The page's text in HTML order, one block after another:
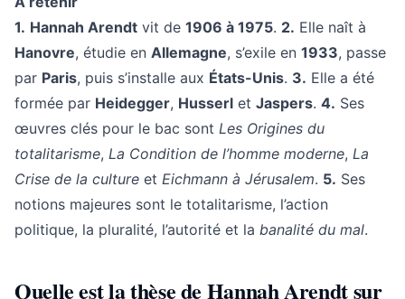
1. Hannah Arendt vit de 1906 à 1975. 2. Elle naît à
Hanovre, étudie en Allemagne, s’exile en 1933, passe
par Paris, puis s’installe aux États-Unis. 3. Elle a été
formée par Heidegger, Husserl et Jaspers. 4. Ses
œuvres clés pour le bac sont Les Origines du
totalitarisme, La Condition de l’homme moderne, La
Crise de la culture et Eichmann à Jérusalem. 5. Ses
notions majeures sont le totalitarisme, l’action
politique, la pluralité, l’autorité et la banalité du mal.
Quelle est la thèse de Hannah Arendt sur